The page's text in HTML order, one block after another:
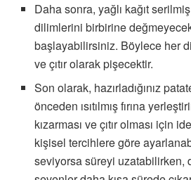
Daha sonra, yağlı kağıt
dilimlerini birbirine
başlayabilirsiniz. Böylece her
ve çıtır olarak pişecektir.
Son olarak, hazırladığınız
önceden ısıtılmış fırına
kızarması ve çıtır olması için
kişisel tercihlere göre
seviyorsa süreyi uzatabilirken,